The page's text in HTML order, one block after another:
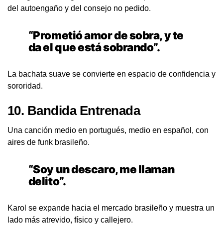
del autoengaño y del consejo no pedido.
“Prometió amor de sobra, y te
da el que está sobrando”.
La bachata suave se convierte en espacio de confidencia y
sororidad.
10. Bandida Entrenada
Una canción medio en portugués, medio en español, con
aires de funk brasileño.
“Soy un descaro, me llaman
delito”.
Karol se expande hacia el mercado brasileño y muestra un
lado más atrevido, físico y callejero.